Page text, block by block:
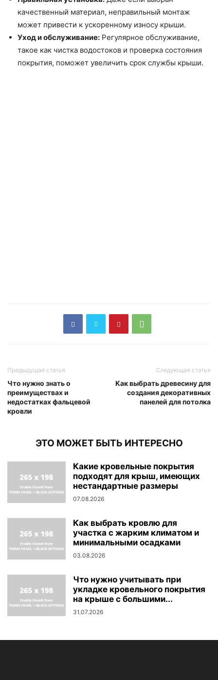
качественный материал, неправильный монтаж
может привести к ускоренному износу крыши.
Уход и обслуживание: Регулярное обслуживание,
такое как чистка водостоков и проверка состояния
покрытия, поможет увеличить срок службы крыши.
Предыдущая статья
Что нужно знать о
преимуществах и
недостатках фальцевой
кровли
Следующая статья
Как выбрать древесину для
создания декоративных
панелей для потолка
ЭТО МОЖЕТ БЫТЬ ИНТЕРЕСНО
Какие кровельные покрытия
подходят для крыш, имеющих
нестандартные размеры
07.08.2026
Как выбрать кровлю для
участка с жарким климатом и
минимальными осадками
03.08.2026
Что нужно учитывать при
укладке кровельного покрытия
на крыше с большими...
31.07.2026